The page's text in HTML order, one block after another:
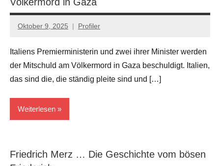
Oktober 9, 2025 Profiler
Keine
Italiens Premierministerin und zwei ihrer Minister werden
der Mitschuld am Völkermord in Gaza beschuldigt. Italien,
das sind die, die ständig pleite sind und […]
Weiterlesen
Friedrich Merz … Die Geschichte vom bösen